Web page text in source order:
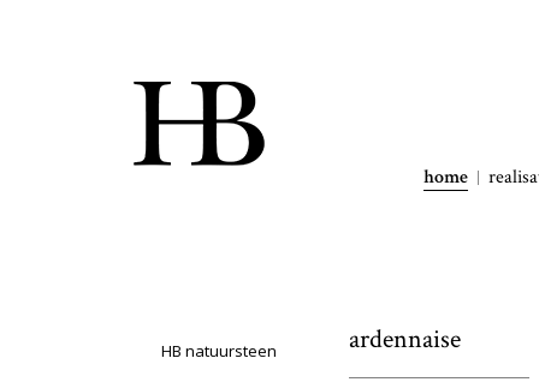
home
HB natuursteen ardennaise